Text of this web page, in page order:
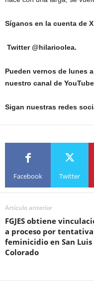
Síganos en la cuenta de
Twitter @hilarioolea.
Pueden vernos de lunes
nuestro canal de
Sigan nuestras redes
Facebook Twitter
Artículo anterior
FGJES obtiene
a proceso por
feminicidio en San Luis
Colorado